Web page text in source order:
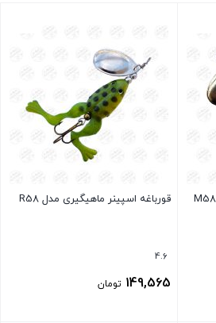
قورباغه اسپینر ماهیگیری مدل R58
4.6
149,565 تومان